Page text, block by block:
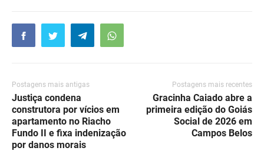
Postagens mais antigas
Justiça condena
construtora por vícios em
apartamento no Riacho
Fundo II e fixa indenização
por danos morais
Postagens mais recentes
Gracinha Caiado abre a
primeira edição do Goiás
Social de 2026 em
Campos Belos